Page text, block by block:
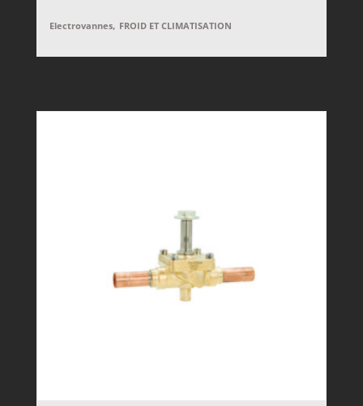
Electrovannes, FROID ET CLIMATISATION